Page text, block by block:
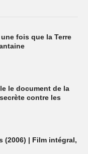
fois que la Terre
le document de la
contre les
(2006) | Film intégral,